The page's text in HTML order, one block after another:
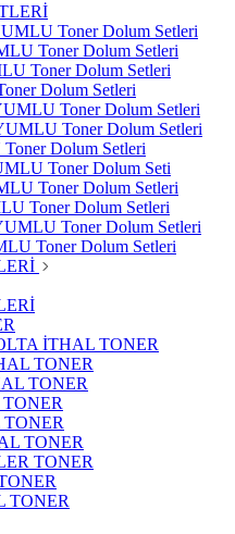
Toner Dolum Setleri
Toner Dolum Setleri
Toner Dolum Setleri
Dolum Setleri
Toner Dolum Setleri
Toner Dolum Setleri
Dolum Setleri
Toner Dolum Seti
Toner Dolum Setleri
Toner Dolum Setleri
Toner Dolum Setleri
Toner Dolum Setleri
İTHAL TONER
TONER
TONER
TONER
TONER
TONER